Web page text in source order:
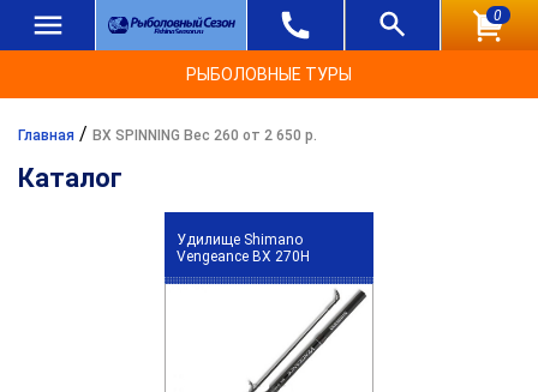
0
РЫБОЛОВНЫЕ ТУРЫ
Главная / BX SPINNING Вес 260 от 2 650 р.
Каталог
Удилище Shimano
Vengeance BX 270H